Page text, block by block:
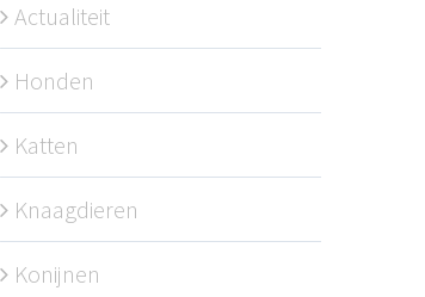
Actualiteit
Honden
Katten
Knaagdieren
Konijnen